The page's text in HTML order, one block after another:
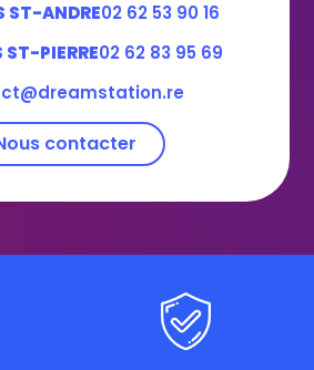
ST-ANDRE02 62 53 90 16
PIERRE02 62 83 95 69
contacter